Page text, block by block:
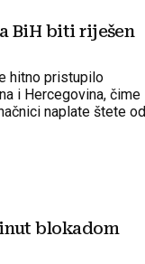
BiH biti riješen
hitno pristupilo
i Hercegovina, čime
naplate štete od
blokadom